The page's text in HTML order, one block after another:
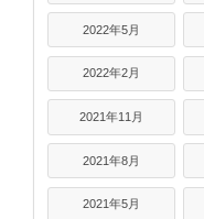
2022年5月
2022年2月
2021年11月
2021年8月
2021年5月